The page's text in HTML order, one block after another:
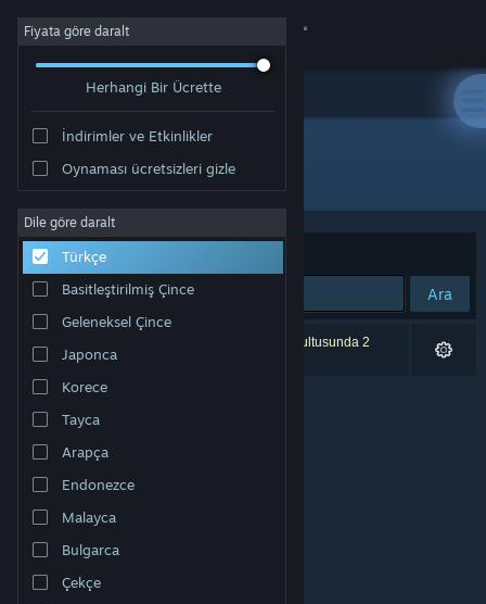
Giriş yap
Hakkında
Destek
Dili değiştir
Steam mobil uygulamasını yükle
Masaüstü internet sitesini görüntüle
Fiyata göre daralt
Herhangi Bir Ücrette
İndirimler ve Etkinlikler
Oynaması ücretsizleri gizle
Dile göre daralt
Türkçe
Basitleştirilmiş Çince
Geleneksel Çince
Japonca
Korece
Tayca
Arapça
Endonezce
Malayca
Bulgarca
Çekçe
Geliştirici: GoodbyeWorld Games
Sırala Uygunluk
Ara
0 sonuç aramanızla eşleşiyor. Tercihleriniz doğrultusunda 2
ürün dâhil edilmedi.